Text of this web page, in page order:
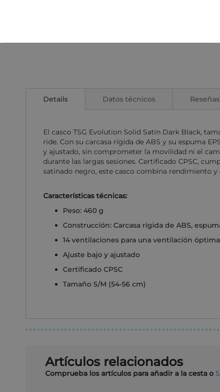
Details
El casco TSG Evolution Solid Satin Dark Black,
ride. Con su carcasa rígida de ABS y su espuma
y ajustado, sin comprometer la movilidad ni el
durante las largas sesiones. Certificado CPSC,
satinado negro, este casco combina rendimiento y
Características técnicas:
Peso: 460 g
Construcción: Carcasa rígida de ABS,
14 ventilaciones para una ventilación óptima
Ajuste bajo y ajustado
Certificado CPSC
Tamaño S/M (54-56 cm)
Datos técnicos Reseñas
Artículos relacionados
Comprueba los artículos para añadir a la cesta o